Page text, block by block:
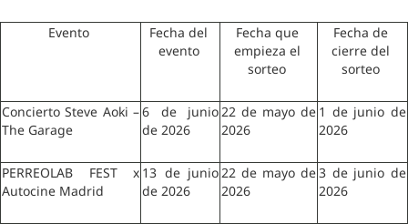
Evento
Fecha del
evento
Fecha que
empieza el
sorteo
Fecha de
cierre del
sorteo
Concierto Steve Aoki –
The Garage
6 de junio
de 2026
22 de mayo de
2026
1 de junio de
2026
PERREOLAB FEST x
Autocine Madrid
13 de junio
de 2026
22 de mayo de
2026
3 de junio de
2026